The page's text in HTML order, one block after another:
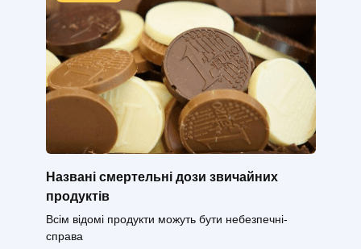
Названі смертельні дози звичайних
продуктів
Всім відомі продукти можуть бути небезпечні-
справа